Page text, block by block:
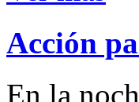
Acción
En la